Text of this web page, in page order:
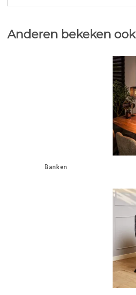
Anderen bekeken ook
Banken